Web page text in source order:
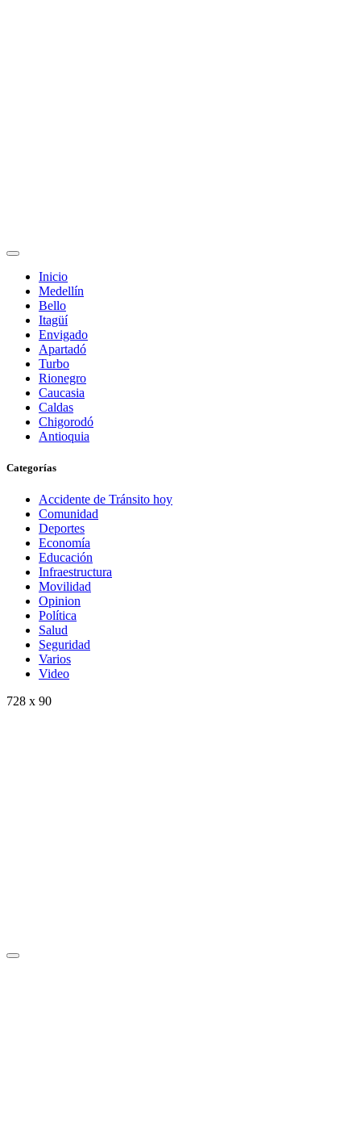
Inicio
Medellín
Bello
Itagüí
Envigado
Apartadó
Turbo
Rionegro
Caucasia
Caldas
Chigorodó
Antioquia
Categorías
Accidente de Tránsito hoy
Comunidad
Deportes
Economía
Educación
Infraestructura
Movilidad
Opinion
Política
Salud
Seguridad
Varios
Video
728 x 90